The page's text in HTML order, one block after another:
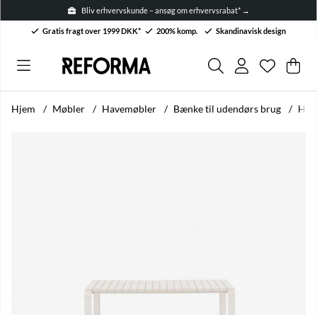
Bliv erhvervskunde – ansøg om erhvervsrabat* →
Gratis fragt over 1999 DKK* 200% komp. Skandinavisk design
Antal på
. .
Hjem Møbler Havemøbler Bænke til udendørs brug